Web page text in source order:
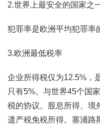
2.世界上最安全的国家之
犯罪率是欧洲平均犯罪率
3.欧洲最低税率
企业所得税仅为12.5%，
只有5%。与世界45个国
税的协议。股息所得、境
遗产税免税所得。塞浦路